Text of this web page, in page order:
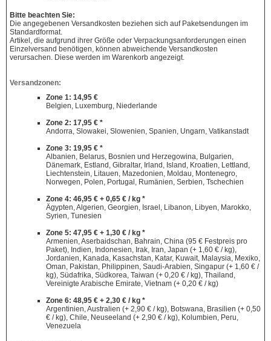
Bitte beachten Sie:
Die angegebenen Versandkosten beziehen sich auf Paketsendungen im
Standardformat.
Artikel, die aufgrund ihrer Größe oder Verpackungsanforderungen einen
Einzelversand benötigen, können abweichende Versandkosten
verursachen. Diese werden im Warenkorb angezeigt.
Versandzonen:
Zone 1: 14,95 €
Belgien, Luxemburg, Niederlande
Zone 2: 17,95 € *
Andorra, Slowakei, Slowenien, Spanien, Ungarn, Vatikanstadt
Zone 3: 19,95 € *
Albanien, Belarus, Bosnien und Herzegowina, Bulgarien,
Dänemark, Estland, Gibraltar, Irland, Island, Kroatien, Lettland,
Liechtenstein, Litauen, Mazedonien, Moldau, Montenegro,
Norwegen, Polen, Portugal, Rumänien, Serbien, Tschechien
Zone 4: 46,95 € + 0,65 € / kg *
Ägypten, Algerien, Georgien, Israel, Libanon, Libyen, Marokko,
Syrien, Tunesien
Zone 5: 47,95 € + 1,30 € / kg *
Armenien, Aserbaidschan, Bahrain, China (95 € Festpreis pro
Paket), Indien, Indonesien, Irak, Iran, Japan (+ 1,60 € / kg),
Jordanien, Kanada, Kasachstan, Katar, Kuwait, Malaysia, Mexiko,
Oman, Pakistan, Philippinen, Saudi-Arabien, Singapur (+ 1,60 € /
kg), Südafrika, Südkorea, Taiwan (+ 0,20 € / kg), Thailand,
Vereinigte Arabische Emirate, Vietnam (+ 0,20 € / kg)
Zone 6: 48,95 € + 2,30 € / kg *
Argentinien, Australien (+ 2,90 € / kg), Botswana, Brasilien (+ 0,50
€ / kg), Chile, Neuseeland (+ 2,90 € / kg), Kolumbien, Peru,
Venezuela